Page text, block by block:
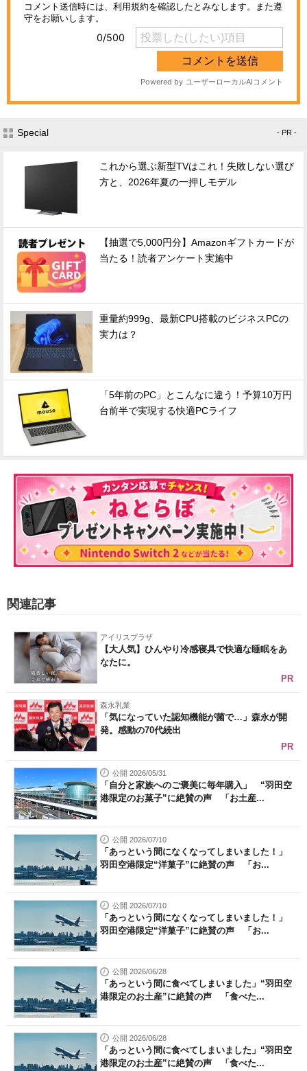
Special - PR -
これから選ぶ新型TVはこれ！失敗しない選び
方と、2026年夏の一押しモデル
【抽選で5,000円分】Amazonギフトカードが
当たる！読者アンケート実施中
重量約999g、最新CPU搭載のビジネスPCの
実力は？
「5年前のPC」とこんなに違う！予算10万円
台前半で実現する快適PCライフ
関連記事
アイリスプラザ
【大人気】ひんやり冷感寝具で快適な睡眠をあ
なたに。
PR
森永乳業
「気になっていた認知機能が菌で…」森永が開
発。感動の70代続出
PR
公開 2026/05/31
「自分と家族へのご褒美に毎年購入」 “羽田空
港限定のお菓子”に絶賛の声 「お土産...
公開 2026/07/10
「あっという間になくなってしまいました！」
羽田空港限定“洋菓子”に絶賛の声 「お...
公開 2026/07/10
「あっという間になくなってしまいました！」
羽田空港限定“洋菓子”に絶賛の声 「お...
公開 2026/06/28
「あっという間に食べてしまいました」“羽田空
港限定のお土産”に絶賛の声 「食べた...
公開 2026/06/28
「あっという間に食べてしまいました」“羽田空
港限定のお土産”に絶賛の声 「食べた...